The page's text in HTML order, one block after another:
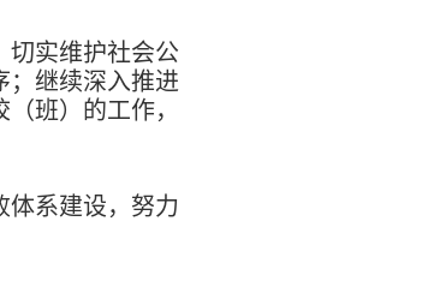
切实维护社会公
；继续深入推进
班）的工作，
体系建设，努力